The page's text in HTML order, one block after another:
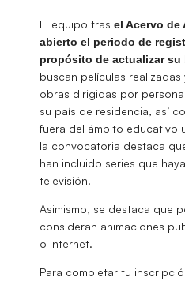
El equipo tras el Acervo de
abierto el periodo de
propósito de actualizar su
buscan películas
obras dirigidas por
su país de residencia, así
fuera del ámbito educativo
la convocatoria destaca
han incluido series que
televisión.
Asimismo, se destaca que
consideran animaciones
o internet.
Para completar tu